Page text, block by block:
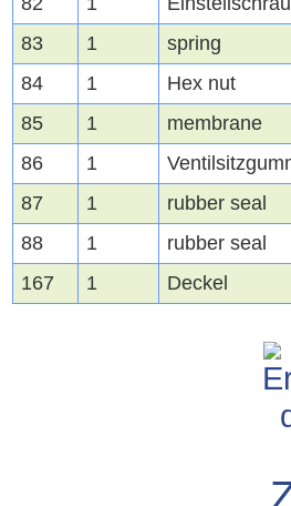
83
1
spring
84
1
Hex nut
85
1
membrane
86
1
87
1
rubber seal
88
1
rubber seal
167
1 Deckel